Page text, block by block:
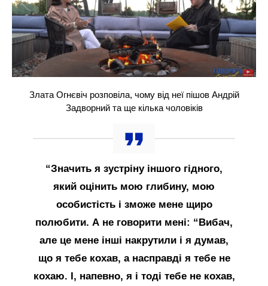
Злата Огнєвіч розповіла, чому від неї пішов Андрій
Задворний та ще кілька чоловіків
“Значить я зустріну іншого гідного,
який оцінить мою глибину, мою
особистість і зможе мене щиро
полюбити. А не говорити мені: “Вибач,
але це мене інші накрутили і я думав,
що я тебе кохав, а насправді я тебе не
кохаю. І, напевно, я і тоді тебе не кохав,